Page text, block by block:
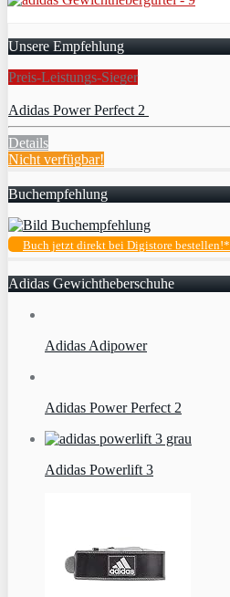
Unsere Empfehlung
Preis-Leistungs-Sieger
Adidas Power Perfect 2
Details
Nicht verfügbar!
Buchempfehlung
Buch jetzt direkt bei Digistore bestellen!*
Adidas Gewichtheberschuhe
Adidas Adipower
Adidas Power Perfect 2
Adidas Powerlift 3